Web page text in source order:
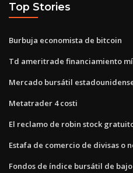
Top Stories
Burbuja economista de bitcoin
Td ameritrade financiamiento
Mercado bursátil
Metatrader 4 costi
El reclamo de robin stock
Estafa de comercio de divisas o
Fondos de índice bursátil de